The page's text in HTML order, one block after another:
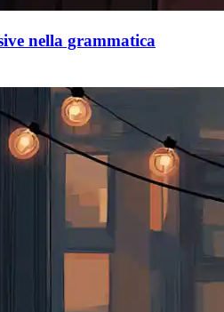
nella grammatica